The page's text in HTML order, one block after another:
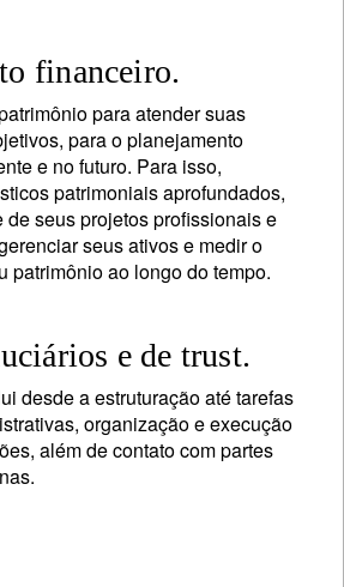
financeiro.
para atender suas
para o planejamento
e no futuro. Para isso,
patrimoniais aprofundados,
seus projetos profissionais e
seus ativos e medir o
patrimônio ao longo do tempo.
e de trust.
desde a estruturação até tarefas
organização e execução
além de contato com partes